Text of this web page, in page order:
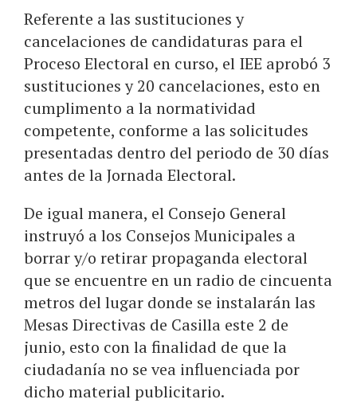
Referente a las sustituciones y
cancelaciones de candidaturas para el
Proceso Electoral en curso, el IEE aprobó 3
sustituciones y 20 cancelaciones, esto en
cumplimento a la normatividad
competente, conforme a las solicitudes
presentadas dentro del periodo de 30 días
antes de la Jornada Electoral.
De igual manera, el Consejo General
instruyó a los Consejos Municipales a
borrar y/o retirar propaganda electoral
que se encuentre en un radio de cincuenta
metros del lugar donde se instalarán las
Mesas Directivas de Casilla este 2 de
junio, esto con la finalidad de que la
ciudadanía no se vea influenciada por
dicho material publicitario.